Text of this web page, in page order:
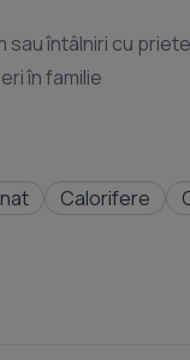
întâlniri cu
în familie
familie
Calorifere